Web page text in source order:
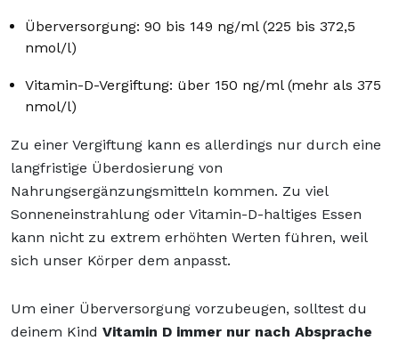
Überversorgung: 90 bis 149 ng/ml (225 bis 372,5
nmol/l)
Vitamin-D-Vergiftung: über 150 ng/ml (mehr als 375
nmol/l)
Zu einer Vergiftung kann es allerdings nur durch eine
langfristige Überdosierung von
Nahrungsergänzungsmitteln kommen. Zu viel
Sonneneinstrahlung oder Vitamin-D-haltiges Essen
kann nicht zu extrem erhöhten Werten führen, weil
sich unser Körper dem anpasst.
Um einer Überversorgung vorzubeugen, solltest du
deinem Kind Vitamin D immer nur nach Absprache